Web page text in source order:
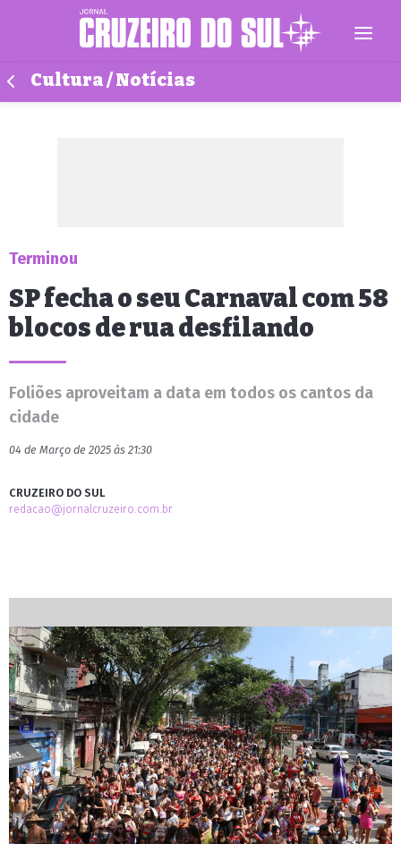
Cultura / Notícias
Terminou
SP fecha o seu Carnaval com 58
blocos de rua desfilando
Foliões aproveitam a data em todos os cantos da
cidade
04 de Março de 2025 às 21:30
CRUZEIRO DO SUL
redacao@jornalcruzeiro.com.br